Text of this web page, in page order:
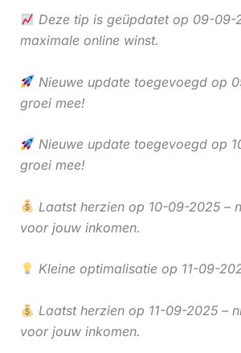
Deze tip is geüpdatet op 09-09-
maximale online winst.
Nieuwe update toegevoegd op
groei mee!
Nieuwe update toegevoegd op
groei mee!
Laatst herzien op 10-09-2025 –
voor jouw inkomen.
Kleine optimalisatie op 11-09-
Laatst herzien op 11-09-2025 –
voor jouw inkomen.